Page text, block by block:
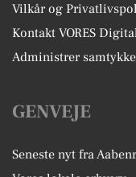
Vilkår og
Kontakt VORES
Administrer samtykke
GENVEJE
Seneste nyt fra